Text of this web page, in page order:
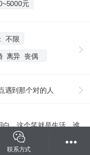
元
不限
离异 丧偶
遇到那个对的人
，这个笑就是生活，谁
笑地继续加油下去... .
联系方式